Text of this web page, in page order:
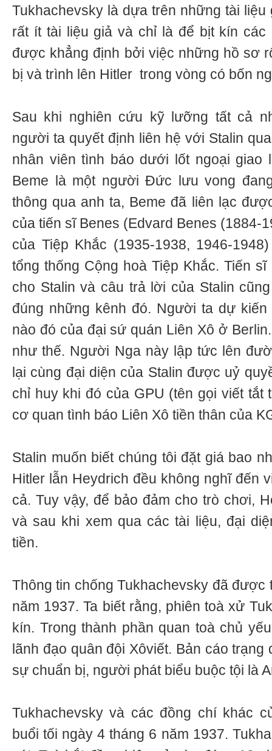
Tukhachevsky là dựa trên những tài liệu
rất ít tài liệu giả và chỉ là để bịt kín
được khẳng định bởi việc những hồ sơ
bị và trình lên Hitler trong vòng có bốn
Sau khi nghiên cứu kỹ lưỡng tất cả
người ta quyết định liên hệ với Stalin
nhân viên tình báo dưới lốt ngoại giao
Beme là một người Đức lưu vong
thông qua anh ta, Beme đã liên lạc
của tiến sĩ Benes (Edvard Benes (1884-
của Tiệp Khắc (1935-1938, 1946-
tổng thống Cộng hoà Tiệp Khắc. Tiến
cho Stalin và câu trả lời của Stalin
đúng những kênh đó. Người ta dự
nào đó của đại sứ quán Liên Xô ở
như thế. Người Nga này lập tức lên
lại cùng đại diện của Stalin được uỷ
chỉ huy khi đó của GPU (tên gọi viết tắt
cơ quan tình báo Liên Xô tiền thân của
Stalin muốn biết chúng tôi đặt giá bao
Hitler lẫn Heydrich đều không nghĩ đến
cả. Tuy vậy, để bảo đảm cho trò chơi,
và sau khi xem qua các tài liệu, đại
tiền.
Thông tin chống Tukhachevsky đã
năm 1937. Ta biết rằng, phiên toà xử
kín. Trong thành phần quan toà chủ
lãnh đạo quân đội Xôviết. Bản cáo
sự chuẩn bị, người phát biểu buộc tội là
Tukhachevsky và các đồng chí khác
buổi tối ngày 4 tháng 6 năm 1937.